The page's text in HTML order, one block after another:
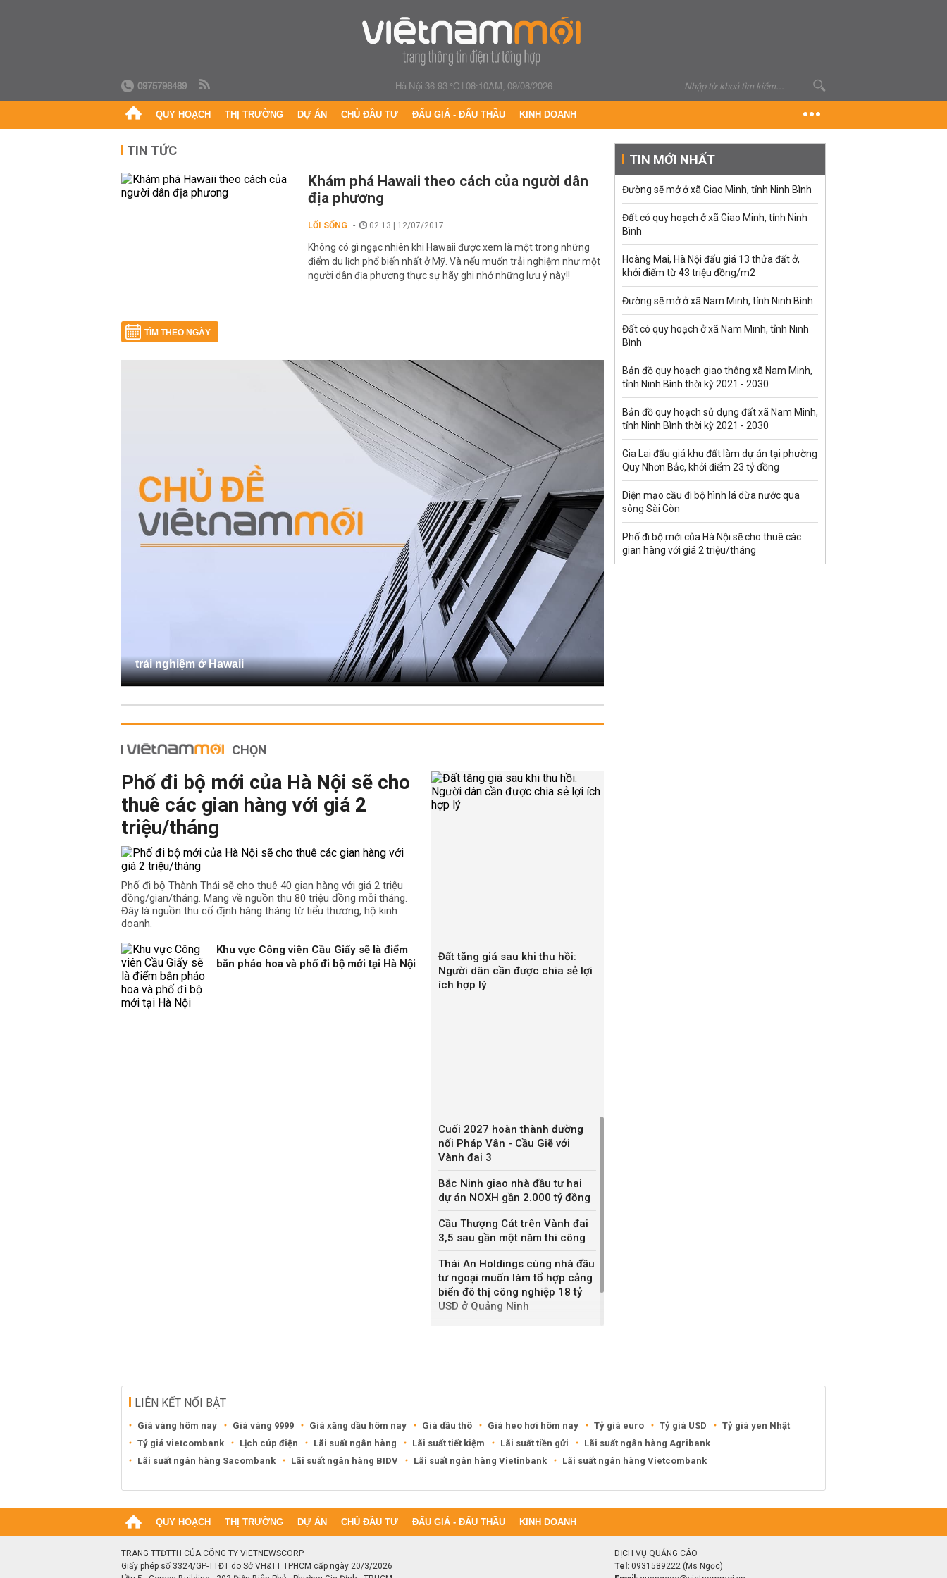
0975798489 Hà Nội 36.93 °C|08:10AM, 09/08/2026
QUY HOẠCH THỊ TRƯỜNG DỰ ÁN CHỦ ĐẦU TƯ ĐẤU GIÁ - ĐẤU THẦU KINH DOANH
TIN TỨC
Khám phá Hawaii theo cách của người dân
địa phương
LỐI SỐNG 02:13 | 12/07/2017
Không có gì ngạc nhiên khi Hawaii được xem là một trong những
điểm du lịch phổ biến nhất ở Mỹ. Và nếu muốn trải nghiệm như một
người dân địa phương thực sự hãy ghi nhớ những lưu ý này!!
TÌM THEO NGÀY
trải nghiệm ở Hawaii
CHỌN
Phố đi bộ mới của Hà Nội sẽ cho
thuê các gian hàng với giá 2
triệu/tháng
Phố đi bộ Thành Thái sẽ cho thuê 40 gian hàng với giá 2 triệu
đồng/gian/tháng. Mang về nguồn thu 80 triệu đồng mỗi tháng.
Đây là nguồn thu cố định hàng tháng từ tiểu thương, hộ kinh
doanh.
Khu vực Công viên Cầu Giấy sẽ là điểm
bắn pháo hoa và phố đi bộ mới tại Hà Nội
Đất tăng giá sau khi thu hồi:
Người dân cần được chia sẻ lợi
ích hợp lý
Cuối 2027 hoàn thành đường
nối Pháp Vân - Cầu Giẽ với
Vành đai 3
Bắc Ninh giao nhà đầu tư hai
dự án NOXH gần 2.000 tỷ đồng
Cầu Thượng Cát trên Vành đai
3,5 sau gần một năm thi công
Thái An Holdings cùng nhà đầu
tư ngoại muốn làm tổ hợp cảng
biển đô thị công nghiệp 18 tỷ
USD ở Quảng Ninh
TIN MỚI NHẤT
Đường sẽ mở ở xã Giao Minh, tỉnh Ninh Bình
Đất có quy hoạch ở xã Giao Minh, tỉnh Ninh
Bình
Hoàng Mai, Hà Nội đấu giá 13 thửa đất ở,
khởi điểm từ 43 triệu đồng/m2
Đường sẽ mở ở xã Nam Minh, tỉnh Ninh Bình
Đất có quy hoạch ở xã Nam Minh, tỉnh Ninh
Bình
Bản đồ quy hoạch giao thông xã Nam Minh,
tỉnh Ninh Bình thời kỳ 2021 - 2030
Bản đồ quy hoạch sử dụng đất xã Nam Minh,
tỉnh Ninh Bình thời kỳ 2021 - 2030
Gia Lai đấu giá khu đất làm dự án tại phường
Quy Nhơn Bắc, khởi điểm 23 tỷ đồng
Diện mạo cầu đi bộ hình lá dừa nước qua
sông Sài Gòn
Phố đi bộ mới của Hà Nội sẽ cho thuê các
gian hàng với giá 2 triệu/tháng
LIÊN KẾT NỔI BẬT
Giá vàng hôm nay Giá vàng 9999 Giá xăng dầu hôm nay Giá dầu thô Giá heo hơi hôm nay Tỷ giá euro Tỷ giá USD
Tỷ giá yen Nhật
Tỷ giá vietcombank
Lịch cúp điện Lãi suất ngân hàng Lãi suất tiết kiệm Lãi suất tiền gửi
Lãi suất ngân hàng Agribank
Lãi suất ngân hàng Sacombank
Lãi suất ngân hàng BIDV Lãi suất ngân hàng Vietinbank Lãi suất ngân hàng Vietcombank
QUY HOẠCH THỊ TRƯỜNG DỰ ÁN CHỦ ĐẦU TƯ ĐẤU GIÁ - ĐẤU THẦU KINH DOANH
TRANG TTĐTTH CỦA CÔNG TY VIETNEWSCORP
Giấy phép số 3324/GP-TTĐT do Sở VH&TT TPHCM cấp ngày 20/3/2026
DỊCH VỤ QUẢNG CÁO
Tel: 0931589222 (Ms Ngọc)